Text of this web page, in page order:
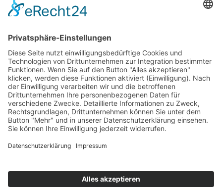
Stickereien & Textilien GmbH| Alle Rechte vorbehalten